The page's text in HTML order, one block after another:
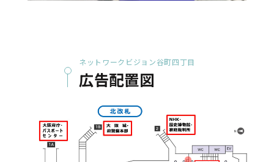
ネットワークビジョン谷町四丁目
広告配置図